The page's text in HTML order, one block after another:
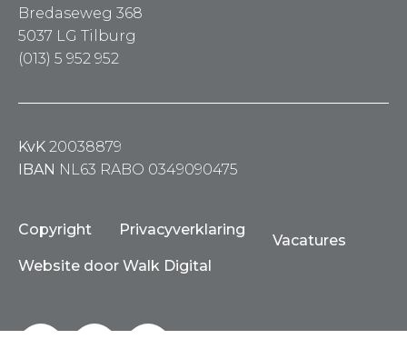
Bredaseweg 368
5037 LG Tilburg
(013) 5 952 952
KvK 20038879
IBAN NL63 RABO 0349090475
Copyright Privacyverklaring
Vacatures
Website door Walk Digital